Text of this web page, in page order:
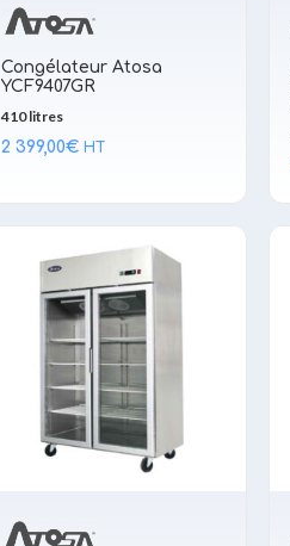
Congélateur Atosa
YCF9407GR
410 litres
2 399,00€ HT